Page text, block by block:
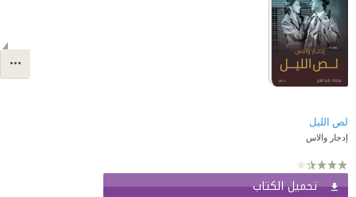
لص الليل
إدجار والاس
تحميل الكتاب